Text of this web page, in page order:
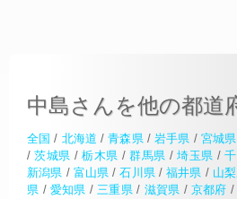
中島さんを他の都道
全国 / 北海道 /青森県/ 岩手県 / 宮城県
/茨城県 /栃木県 /群馬県 /埼玉県 /
新潟県 / 富山県 /石川県/福井県 / 山
県 / 愛知県 /三重県 / 滋賀県 / 京都府 /